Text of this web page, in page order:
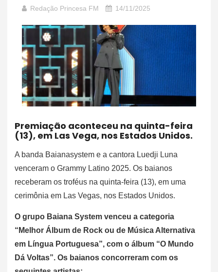
Redação Princesa FM 14/11/2025
Premiação aconteceu na quinta-feira
(13), em Las Vega, nos Estados Unidos.
A banda Baianasystem e a cantora Luedji Luna
venceram o Grammy Latino 2025. Os baianos
receberam os troféus na quinta-feira (13), em uma
cerimônia em Las Vegas, nos Estados Unidos.
O grupo Baiana System venceu a categoria
“Melhor Álbum de Rock ou de Música Alternativa
em Língua Portuguesa”, com o álbum “O Mundo
Dá Voltas”. Os baianos concorreram com os